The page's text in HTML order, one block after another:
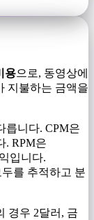
용으로, 동영상에
지불하는 금액을
릅니다. CPM은
. RPM은
입니다.
를 추적하고 분
경우 2달러, 금